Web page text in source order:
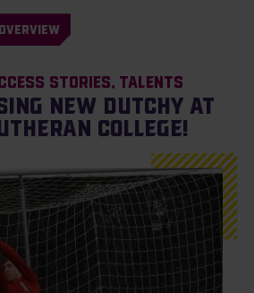
Stories Talents
new Dutchy at
College!